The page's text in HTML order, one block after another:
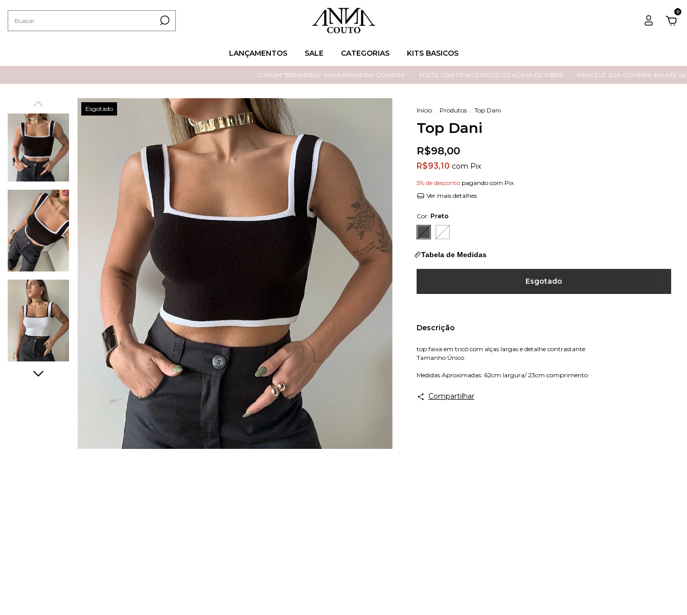
0
LANÇAMENTOS SALE CATEGORIAS KITS BASICOS
CUPOM "BEMVINDA" PARA PRIMEIRA COMPRA FRETE GRÁTIS NOS PEDIDOS ACIMA DE R$599 PARCELE SUA COMPRA EM ATÉ 6X SEM
Esgotado Início . Produtos . Top Dani
Top Dani
R$98,00
R$93,10 com Pix
5% de desconto pagando com Pix
Ver mais detalhes
Cor: Preto
Tabela de Medidas
Descrição
top faixa em tricô com alças largas e detalhe contrastante
Tamanho Único
Medidas Aproximadas: 62cm largura/ 23cm comprimento
Compartilhar